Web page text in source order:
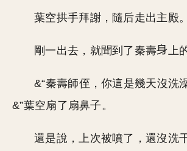
葉空拱手拜謝，隨后走出主殿。
剛一出去，就聞到了秦壽 上
&“秦壽師侄，你這是幾天沒洗
&”葉空扇了扇鼻子。
還是說，上次被噴了，還沒洗